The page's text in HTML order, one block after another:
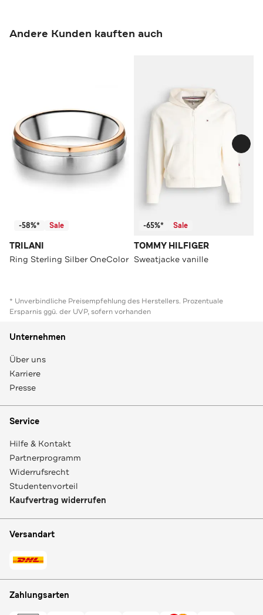
Andere Kunden kauften auch
-58%* Sale
TRILANI
Ring Sterling Silber OneColor
-65%* Sale
TOMMY HILFIGER
Sweatjacke vanille
* Unverbindliche Preisempfehlung des Herstellers. Prozentuale
Ersparnis ggü. der UVP, sofern vorhanden
Unternehmen
Über uns
Karriere
Presse
Service
Hilfe & Kontakt
Partnerprogramm
Widerrufsrecht
Studentenvorteil
Kaufvertrag widerrufen
Versandart
Zahlungsarten